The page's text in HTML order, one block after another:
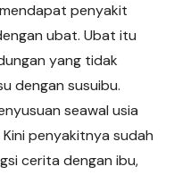
penyakit
ubat. Ubat itu
yang tidak
dengan susuibu.
seawal usia
penyakitnya sudah
cerita dengan ibu,